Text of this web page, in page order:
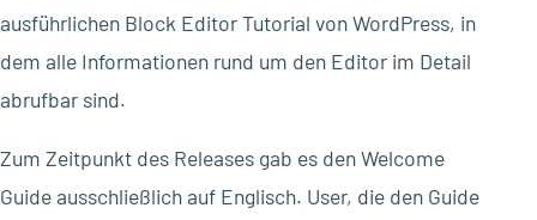
ausführlichen Block Editor Tutorial von WordPress, in
dem alle Informationen rund um den Editor im Detail
abrufbar sind.
Zum Zeitpunkt des Releases gab es den Welcome
Guide ausschließlich auf Englisch. User, die den Guide